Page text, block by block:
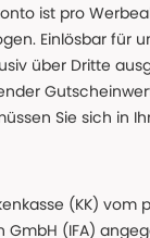
ist pro
Einlösbar für
über Dritte
Sie sich in
(KK)
(IFA)